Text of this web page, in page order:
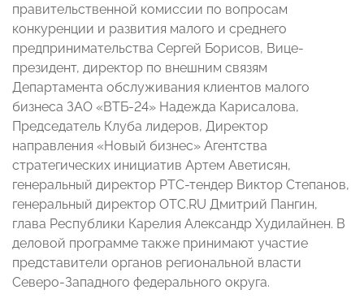
правительственной комиссии по вопросам
конкуренции и развития малого и среднего
предпринимательства Сергей Борисов, Вице-
президент, директор по внешним связям
Департамента обслуживания клиентов малого
бизнеса ЗАО «ВТБ-24» Надежда Карисалова,
Председатель Клуба лидеров, Директор
направления «Новый бизнес» Агентства
стратегических инициатив Артем Аветисян,
генеральный директор РТС-тендер Виктор Степанов,
генеральный директор ОТС.RU Дмитрий Пангин,
глава Республики Карелия Александр Худилайнен. В
деловой программе также принимают участие
представители органов региональной власти
Северо-Западного федерального округа.